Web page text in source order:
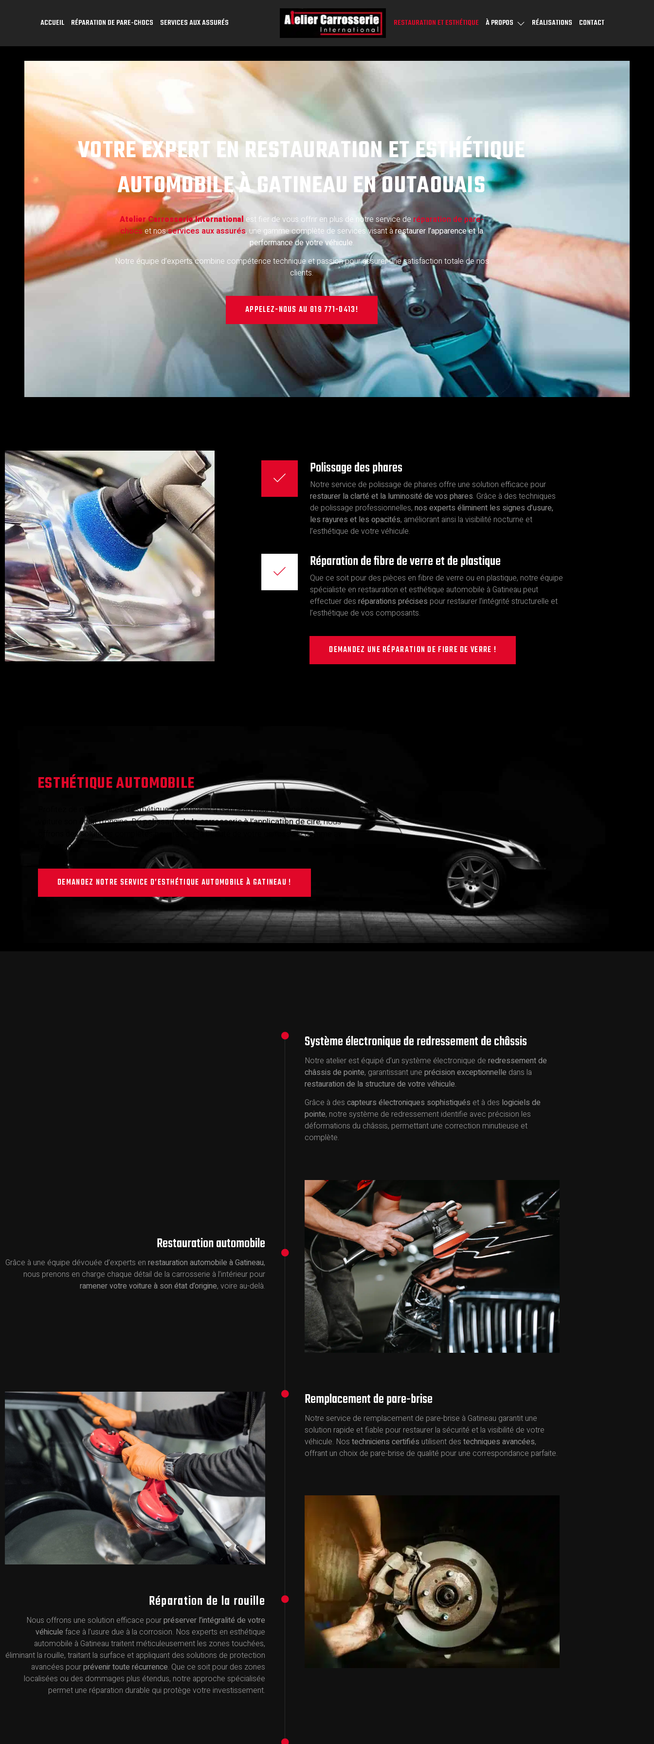
ACCUEIL RÉPARATION DE PARE-CHOCS SERVICES AUX ASSURÉS RESTAURATION ET ESTHÉTIQUE À PROPOS RÉALISATIONS CONTACT
VOTRE EXPERT EN RESTAURATION ET ESTHÉTIQUE
AUTOMOBILE À GATINEAU EN OUTAOUAIS
Atelier Carrosserie Internationalest fier de vous offrir en plus de notre service de réparation de pare-
chocs et nosservices aux assurés, une gamme complète de services visant àrestaurer l’apparence et la
performance de votre véhicule.
Notre équipe d’experts combine compétence technique et passion pour assurer une satisfaction totale de nos
clients.
APPELEZ-NOUS AU 819 771-0413!
Polissage des phares
Notre service de polissage de phares offre une solution efficace pour
restaurer la clarté et la luminosité de vos phares. Grâce à des techniques
de polissage professionnelles, nos experts éliminent les signes d’usure,
les rayures et les opacités, améliorant ainsi la visibilité nocturne et
l’esthétique de votre véhicule.
Réparation de fibre de verre et de plastique
Que ce soit pour des pièces en fibre de verre ou en plastique, notre équipe
spécialiste en restauration et esthétique automobile à Gatineau peut
effectuer des réparations précises pour restaurer l’intégrité structurelle et
l’esthétique de vos composants.
DEMANDEZ UNE RÉPARATION DE FIBRE DE VERRE !
ESTHÉTIQUE AUTOMOBILE
Profitez de nos services d’esthétique automobile à Gatineau pour redonner à votre
voiture son éclat d’origine. Dupolissage de la carrosserie à l’application de cire, nous
offrons des solutions complètes pour raviver la beauté de votre carrosserie comme au
premier jour.
DEMANDEZ NOTRE SERVICE D’ESTHÉTIQUE AUTOMOBILE À GATINEAU !
Restauration automobile
Grâce à une équipe dévouée d’experts en restauration automobile à Gatineau,
nous prenons en charge chaque détail de la carrosserie à l’intérieur pour
ramener votre voiture à son état d’origine, voire au-delà.
Système électronique de redressement de châssis
Notre atelier est équipé d’un système électronique de redressement de
châssis de pointe, garantissant une précision exceptionnelle dans la
restauration de la structure de votre véhicule.
Grâce à des capteurs électroniques sophistiqués et à des logiciels de
pointe, notre système de redressement identifie avec précision les
déformations du châssis, permettant une correction minutieuse et
complète.
Réparation de la rouille
Nous offrons une solution efficace pourpréserver l’intégralité de votre
véhicule face à l’usure due à la corrosion. Nos experts en esthétique
automobile à Gatineau traitent méticuleusement les zones touchées,
éliminant la rouille, traitant la surface et appliquant des solutions de protection
avancées pourprévenir toute récurrence. Que ce soit pour des zones
localisées ou des dommages plus étendus, notre approche spécialisée
permet une réparation durable qui protège votre investissement.
Remplacement de pare-brise
Notre service de remplacement de pare-brise à Gatineau garantit une
solution rapide et fiable pour restaurer la sécurité et la visibilité de votre
véhicule. Nos techniciens certifiés utilisent des techniques avancées,
offrant un choix de pare-brise de qualité pour une correspondance parfaite.